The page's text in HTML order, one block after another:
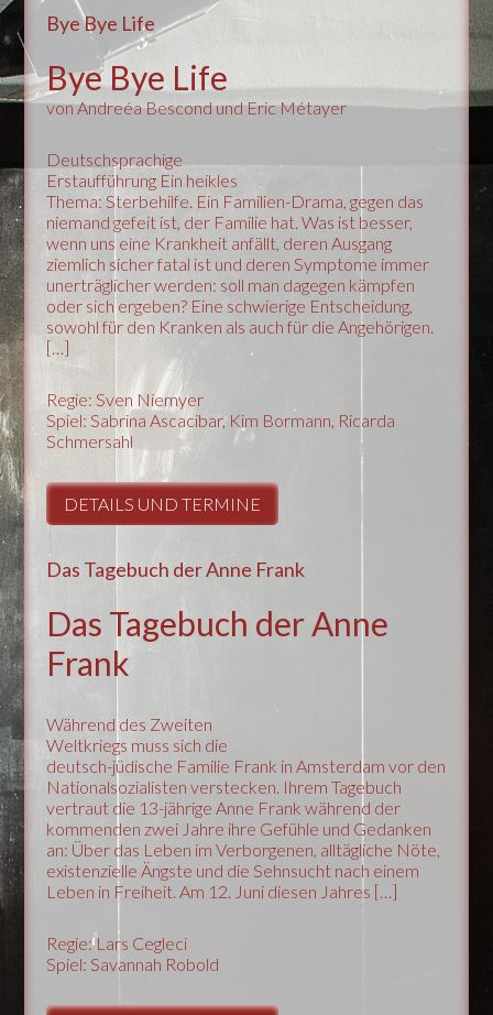
Bye Bye Life
Bye Bye Life
von Andreéa Bescond und Eric Métayer
Deutschsprachige
Erstaufführung Ein heikles
Thema: Sterbehilfe. Ein Familien-Drama, gegen das
niemand gefeit ist, der Familie hat. Was ist besser,
wenn uns eine Krankheit anfällt, deren Ausgang
ziemlich sicher fatal ist und deren Symptome immer
unerträglicher werden: soll man dagegen kämpfen
oder sich ergeben? Eine schwierige Entscheidung,
sowohl für den Kranken als auch für die Angehörigen.
[…]
Regie: Sven Niemyer
Spiel: Sabrina Ascacibar, Kim Bormann, Ricarda
Schmersahl
DETAILS UND TERMINE
Das Tagebuch der Anne Frank
Das Tagebuch der Anne
Frank
Während des Zweiten
Weltkriegs muss sich die
deutsch-jüdische Familie Frank in Amsterdam vor den
Nationalsozialisten verstecken. Ihrem Tagebuch
vertraut die 13-jährige Anne Frank während der
kommenden zwei Jahre ihre Gefühle und Gedanken
an: Über das Leben im Verborgenen, alltägliche Nöte,
existenzielle Ängste und die Sehnsucht nach einem
Leben in Freiheit. Am 12. Juni diesen Jahres […]
Regie: Lars Cegleci
Spiel: Savannah Robold